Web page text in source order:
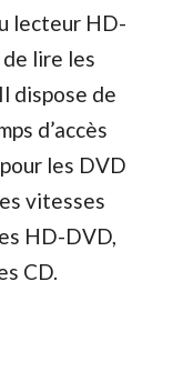
lecteur HD-
lire les
dispose de
d’accès
les DVD
vitesses
HD-DVD,
CD.